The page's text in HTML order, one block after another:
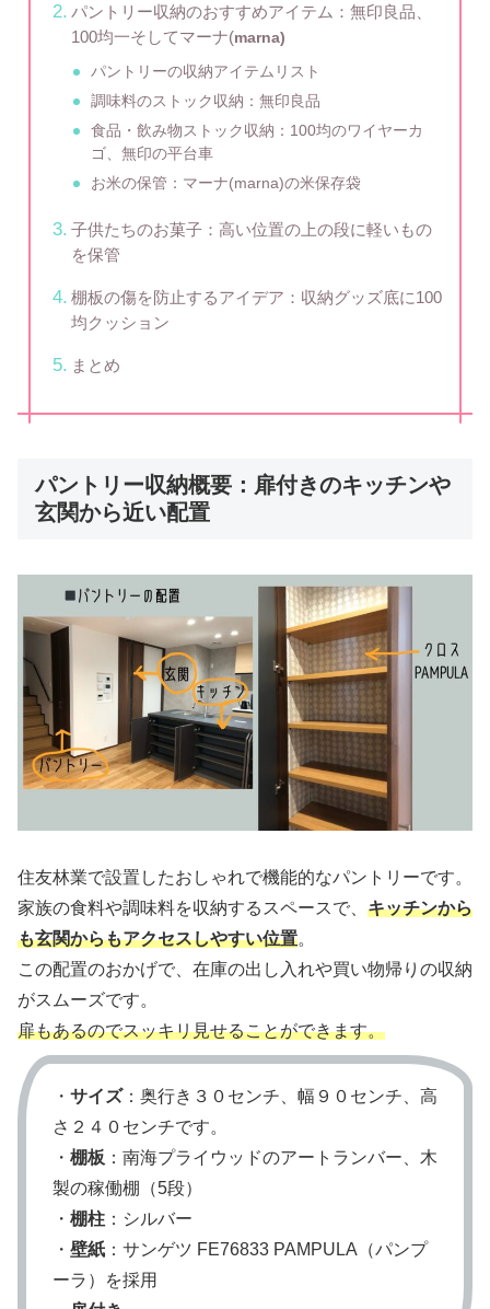
パントリー収納のおすすめアイテム：無印良品、
100均一そしてマーナ(marna)
パントリーの収納アイテムリスト
調味料のストック収納：無印良品
食品・飲み物ストック収納：100均のワイヤーカ
ゴ、無印の平台車
お米の保管：マーナ(marna)の米保存袋
子供たちのお菓子：高い位置の上の段に軽いもの
を保管
棚板の傷を防止するアイデア：収納グッズ底に100
均クッション
まとめ
パントリー収納概要：扉付きのキッチンや
玄関から近い配置
住友林業で設置したおしゃれで機能的なパントリーです。
家族の食料や調味料を収納するスペースで、 キッチンから
も玄関からもアクセスしやすい位置。
この配置のおかげで、在庫の出し入れや買い物帰りの収納
がスムーズです。
扉もあるのでスッキリ見せることができます。
・ サイズ：奥行き３０センチ、幅９０センチ、高
さ２４０センチです。
・ 棚板 ：南海プライウッドのアートランバー、木
製の稼働棚（5段）
・ 棚柱 ：シルバー
・ 壁紙 ：サンゲツ FE76833 PAMPULA（パンプ
ーラ）を採用